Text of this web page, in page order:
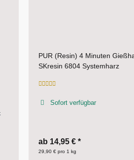
Plastic-Grundierfiller-Spray
1K- schnelltrocknender
Fahrzeugbereich
Sofort verfügbar
11,45 €*
28,63 € pro 1 l